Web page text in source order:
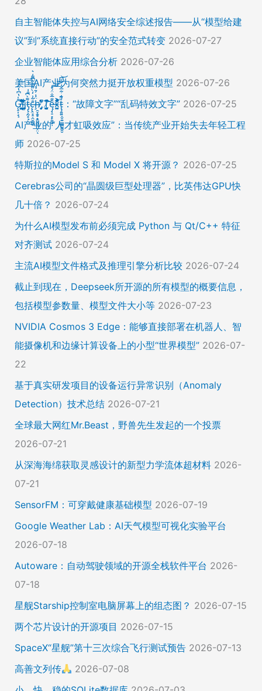
自主智能体失控与AI网络安全综述报告——从“模型给建
议”到“系统直接行动”的安全范式转变 2026-07-27
企业智能体应用综合分析 2026-07-26
美国AI产业为何突然力挺开放权重模型 2026-07-26
Ḡ̵̨̠͎̘͕̍̔͆̔͋͑͠ļ̸͍͈͉̞̊̑̃̉̔̍̾̈̚į̵̡̙̯͇̲̱̯̱̒͂͋̄t̴̡̢͕̰̟̙͌̀͆̐͑c̶̨̢̤̞̠̭̮̳̼̠̄͋͗̒̀̋͂͌̃͆͌͑͛ḩ̶̯͙̱̥̟̱̘͖̱̤͕̤̈́͑́̄̉́ͅ ̸̡̡̛̜̣̝̓̀͛̇̂̚T̸̗̞̰̪̤̭͙̹͆̽̌̀̾͝͝ę̴̡̣̠͙̙̱̼̬̣̑͊̅̐̈́̊͠͝͠x̴̪̫͎̓͗͐̃̄̐̀͋͛͐t̴̢̧͍͍̭̠͍̳͚̫̼̭̠̎̋͑͋̅̌͑̌̏͆͘̚͝：“故障文字”“乱码特效文字” 2026-07-25
AI产业的“人才虹吸效应”：当传统产业开始失去年轻工程
师 2026-07-25
特斯拉的Model S 和 Model X 将开源？ 2026-07-25
Cerebras公司的“晶圆级巨型处理器”，比英伟达GPU快
几十倍？ 2026-07-24
为什么AI模型发布前必须完成 Python 与 Qt/C++ 特征
对齐测试 2026-07-24
主流AI模型文件格式及推理引擎分析比较 2026-07-24
截止到现在，Deepseek所开源的所有模型的概要信息，
包括模型参数量、模型文件大小等 2026-07-23
NVIDIA Cosmos 3 Edge：能够直接部署在机器人、智
能摄像机和边缘计算设备上的小型“世界模型” 2026-07-
22
基于真实研发项目的设备运行异常识别（Anomaly
Detection）技术总结 2026-07-21
全球最大网红Mr.Beast，野兽先生发起的一个投票
2026-07-21
从深海海绵获取灵感设计的新型力学流体超材料 2026-
07-21
SensorFM：可穿戴健康基础模型 2026-07-19
Google Weather Lab：AI天气模型可视化实验平台
2026-07-18
Autoware：自动驾驶领域的开源全栈软件平台 2026-
07-18
星舰Starship控制室电脑屏幕上的组态图？ 2026-07-15
两个芯片设计的开源项目 2026-07-15
SpaceX“星舰”第十三次综合飞行测试预告 2026-07-13
高善文列传
2026-07-08